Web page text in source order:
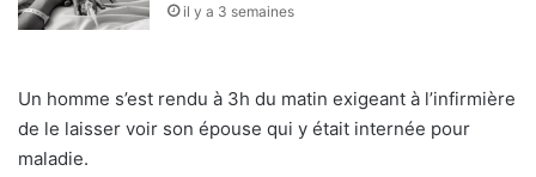
il y a 3 semaines
Un homme s’est rendu à 3h du matin exigeant à l’infirmière
de le laisser voir son épouse qui y était internée pour
maladie.